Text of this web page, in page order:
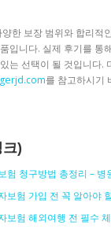
한 보장 범위와 합리적
입니다. 실제 후기를 통
는 선택이 될 것입니다.
를 참고하시기
)
험 청구방법 총정리 – 병
보험 가입 전 꼭 알아야
보험 해외여행 전 필수